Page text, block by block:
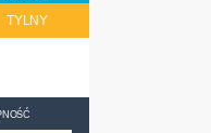
TYLNY